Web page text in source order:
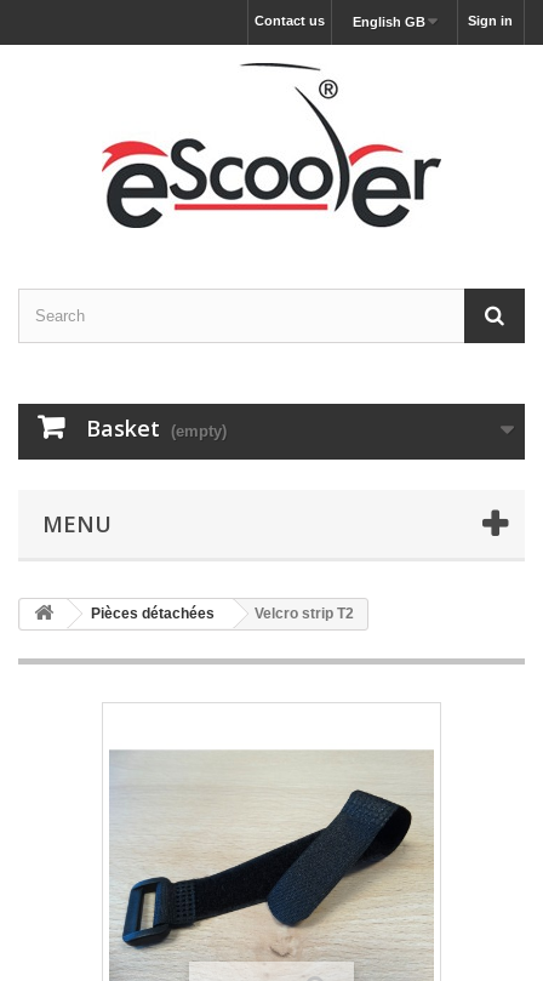
Sign in
English GB
Contact us
Basket (empty)
MENU
Pièces détachées Velcro strip T2